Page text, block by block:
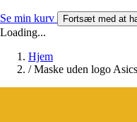
Se min kurv Fortsæt med at
Loading...
Hjem
/ Maske uden logo